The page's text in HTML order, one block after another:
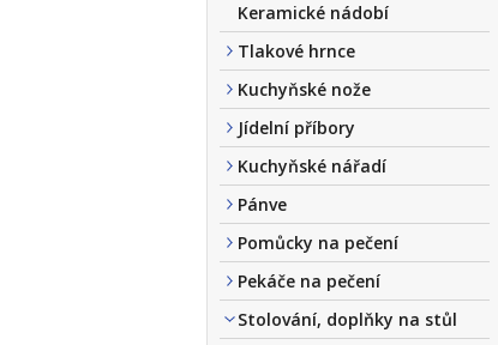
Keramické nádobí
Tlakové hrnce
Kuchyňské nože
Jídelní příbory
Kuchyňské nářadí
Pánve
Pomůcky na pečení
Pekáče na pečení
Stolování, doplňky na stůl